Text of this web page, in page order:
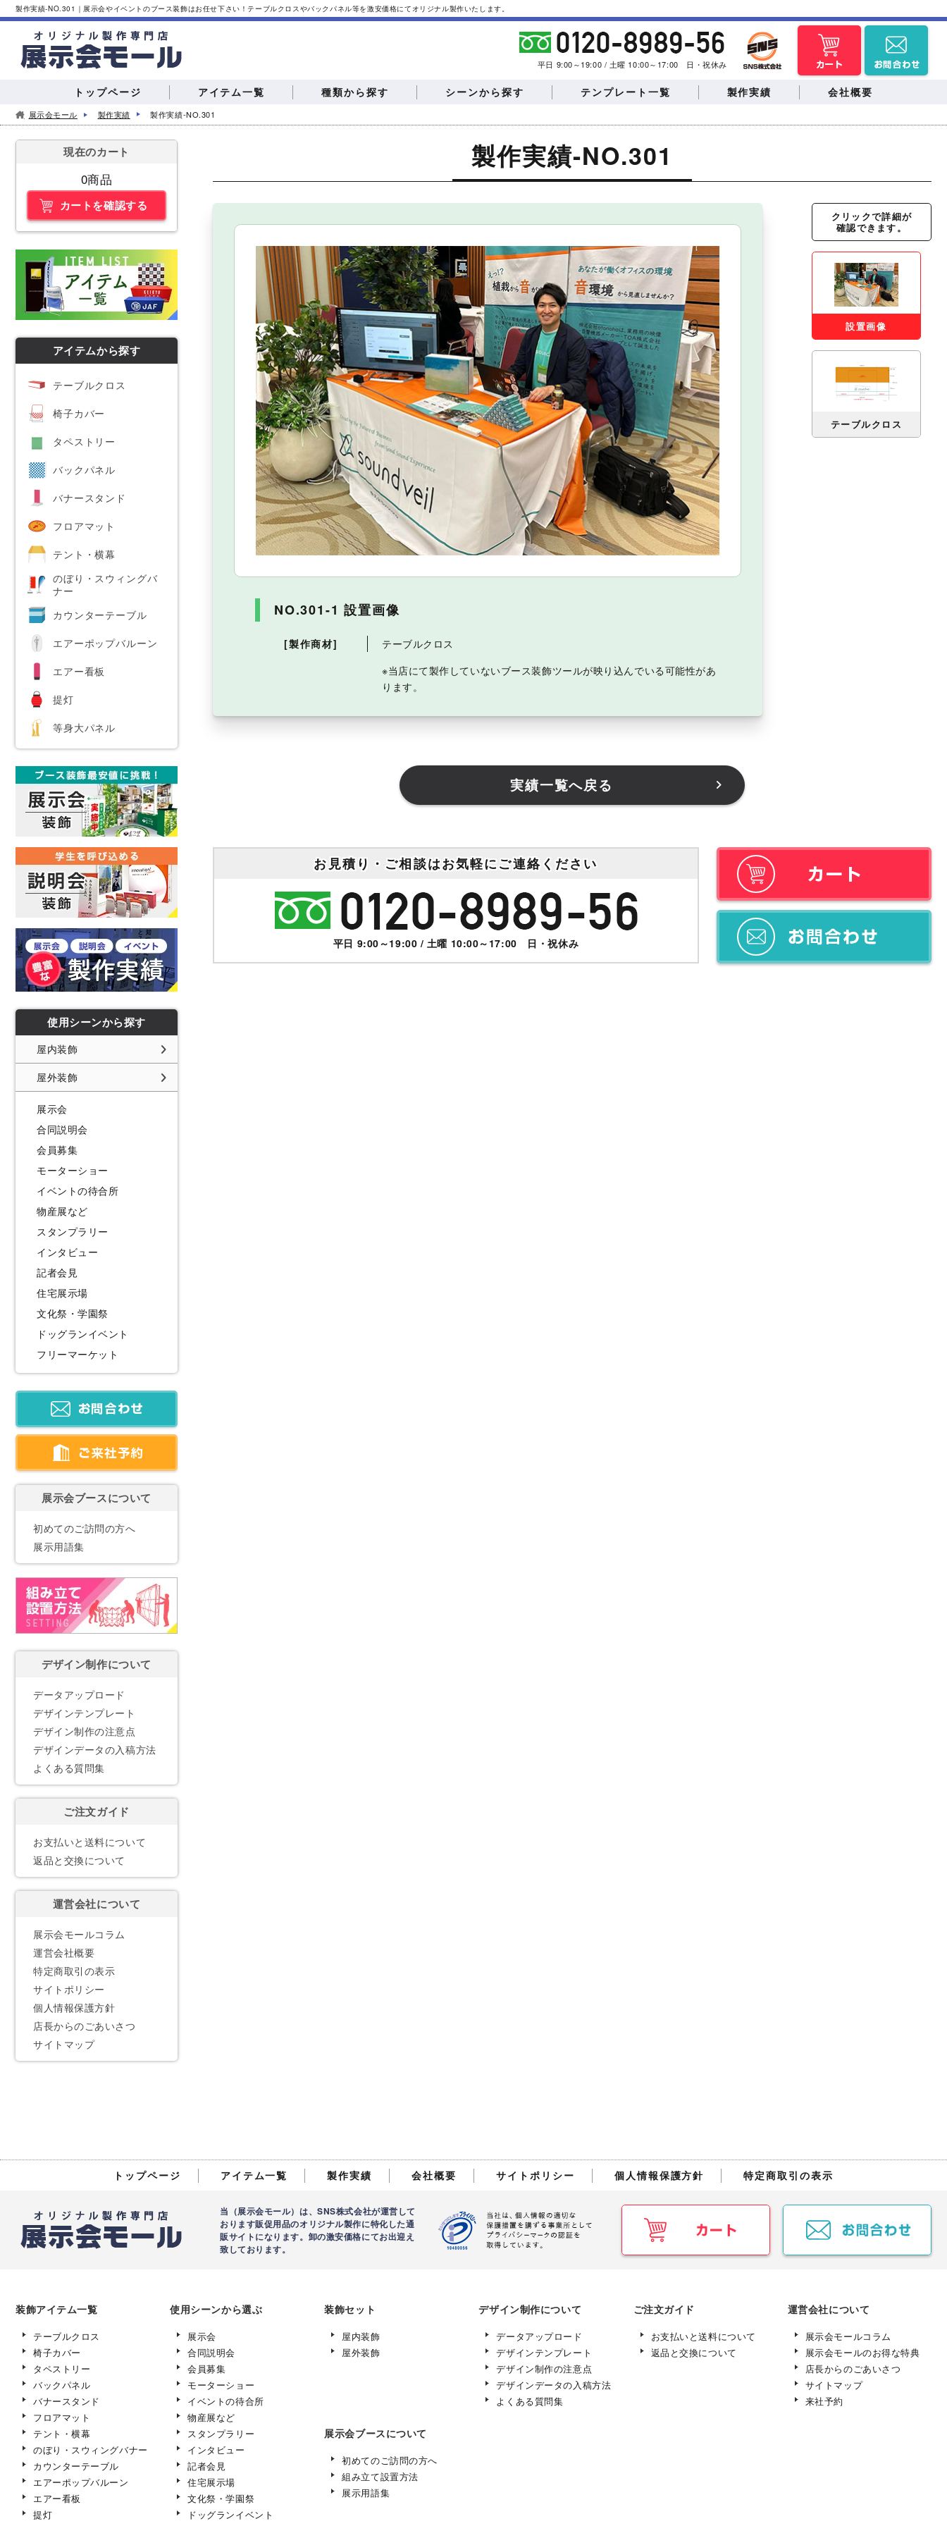
製作実績-NO.301｜展示会やイベントのブース装飾はお任せ下さい！テーブルクロスやバックパネル等を激安価格にてオリジナル製作いたします。
平日 9:00～19:00 / 土曜 10:00～17:00 日・祝休み
トップページ アイテム一覧 種類から探す
バナースタンド
のぼり・スウィング
カウンターテーブル
エアーポップバルー
ン
エアー看板 提灯
等身大パネル
シーンから探す
物産展など
スタンプラリー インタビュー 記者会見 住宅展示場 文化祭・学園祭 ドッグランイベント
テンプレート一覧 製作実績 会社概要
展示会モール 製作実績 製作実績-NO.301
製作実績-NO.301
NO.301-1 設置画像
[製作商材]
テーブルクロス
※当店にて製作していないブース装飾ツールが映り込んでいる可能性があ
ります。
クリックで詳細が
確認できます。
設置画像
テーブルクロス
実績一覧へ戻る
お見積り・ご相談はお気軽にご連絡ください
平日 9:00～19:00 / 土曜 10:00～17:00 日・祝休み
現在のカート
0商品
カートを確認する
アイテムから探す
テーブルクロス
椅子カバー
タペストリー
バックパネル
バナースタンド
フロアマット
テント・横幕
のぼり・スウィングバ
ナー
カウンターテーブル
エアーポップバルーン
エアー看板
提灯
等身大パネル
使用シーンから探す
屋内装飾
屋外装飾
展示会
合同説明会
会員募集
モーターショー
イベントの待合所
物産展など
スタンプラリー
インタビュー
記者会見
住宅展示場
文化祭・学園祭
ドッグランイベント
フリーマーケット
展示会ブースについて
初めてのご訪問の方へ
展示用語集
デザイン制作について
データアップロード
デザインテンプレート
デザイン制作の注意点
デザインデータの入稿方法
よくある質問集
ご注文ガイド
お支払いと送料について
返品と交換について
運営会社について
展示会モールコラム
運営会社概要
特定商取引の表示
サイトポリシー
個人情報保護方針
店長からのごあいさつ
サイトマップ
トップページ アイテム一覧 製作実績 会社概要 サイトポリシー 個人情報保護方針 特定商取引の表示
当（展示会モール）は、SNS株式会社が運営して
おります販促用品のオリジナル製作に特化した通
販サイトになります。卸の激安価格にてお出迎え
致しております。
装飾アイテム一覧
テーブルクロス
椅子カバー
タペストリー
バックパネル
バナースタンド
フロアマット
テント・横幕
のぼり・スウィングバナー
カウンターテーブル
エアーポップバルーン
エアー看板
提灯
使用シーンから選ぶ
展示会
合同説明会
会員募集
モーターショー
イベントの待合所
物産展など
スタンプラリー
インタビュー
記者会見
住宅展示場
文化祭・学園祭
ドッグランイベント
装飾セット
屋内装飾
屋外装飾
展示会ブースについて
初めてのご訪問の方へ
組み立て設置方法
展示用語集
デザイン制作について
データアップロード
デザインテンプレート
デザイン制作の注意点
デザインデータの入稿方法
よくある質問集
ご注文ガイド
お支払いと送料について
返品と交換について
運営会社について
展示会モールコラム
展示会モールのお得な特典
店長からのごあいさつ
サイトマップ
来社予約